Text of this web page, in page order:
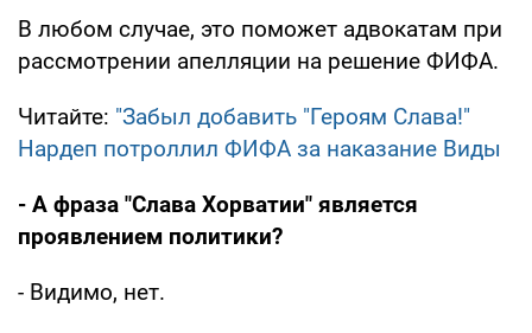
В любом случае, это поможет адвокатам при
рассмотрении апелляции на решение ФИФА.
Читайте: "Забыл добавить "Героям Слава!"
Нардеп потроллил ФИФА за наказание Виды
- А фраза "Слава Хорватии" является
проявлением политики?
- Видимо, нет.